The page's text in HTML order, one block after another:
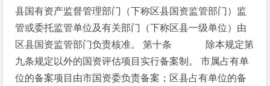
县国有资产监督管理部门（下称区县国资监管部门）监
管或委托监管单位及有关部门（下称区县一级单位）由
区县国资监管部门负责核准。
第十条 除本规定第
九条规定以外的国资评估项目实行备案制。
市属占有单
位的备案项目由市国资委负责备案；区县占有单位的备